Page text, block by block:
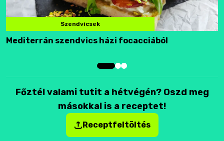
Szendvicsek
Mediterrán szendvics házi focacciából
Főztél valami tutit a hétvégén? Oszd meg
másokkal is a receptet!
Receptfeltöltés